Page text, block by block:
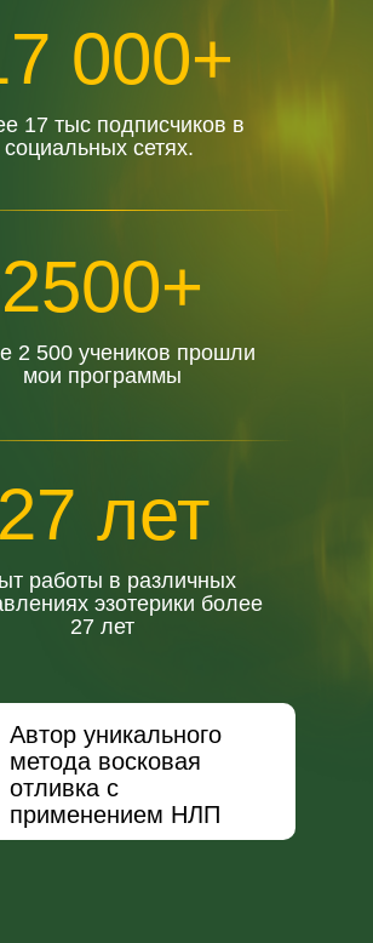
2500+
2 500 учеников прошли
мои программы
000+
17 тыс подписчиков в
социальных сетях.
27 лет
работы в различных
эзотерики более
27 лет
Автор уникального
метода восковая
отливка с
применением НЛП